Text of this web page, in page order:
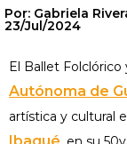
Por: Gabriela
23/Jul/2024
El Ballet Folclórico
Autónoma de
artística y cultural